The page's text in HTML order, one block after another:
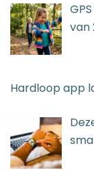
van
Hardloop app